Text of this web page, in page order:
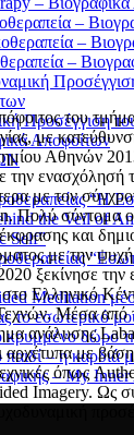
–
–
–
Προσέγγιση
Αποφοίτων
“Η
the Veil of
Self”
Meditation
το εσωτερικό
κρυμμένο δώρο
παιδί – η καρδιά
– My Inner
του
με
Αθηνών
την ενασχόλησή
με τον
Πολύ σύντομα
και
με την ψυχή
ξεκίνησε την
στο Ελληνικό
Μέσα από
ανάλυσης
με βάση
όπως
Imagery. Ως